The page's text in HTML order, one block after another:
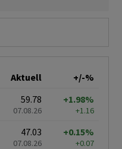
Aktuell
+/-%
59.78
07.08.26
+1.98%
+1.16
47.03
07.08.26
+0.15%
+0.07